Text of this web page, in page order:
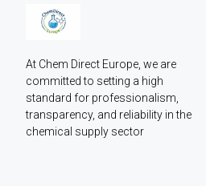
At Chem Direct Europe, we are
committed to setting a high
standard for professionalism,
transparency, and reliability in the
chemical supply sector